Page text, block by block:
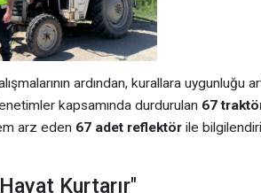
ardından, kurallara uygunluğu
kapsamında durdurulan 67
arz eden 67 adet reflektörile
Kurtarır"